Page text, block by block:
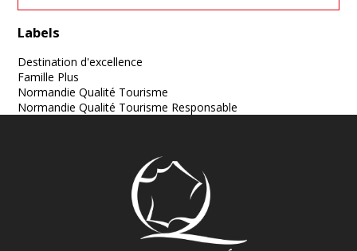
Labels
Destination d'excellence
Famille Plus
Normandie Qualité Tourisme
Normandie Qualité Tourisme Responsable